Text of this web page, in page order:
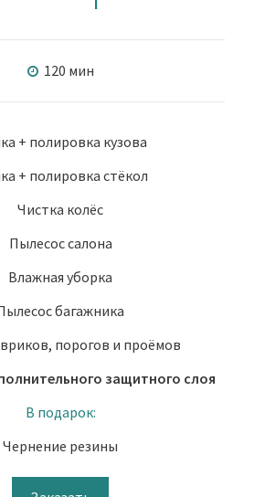
120 мин
+ полировка кузова
+ полировка стёкол
Чистка колёс
Пылесос салона
Влажная уборка
багажника
порогов и проёмов
защитного слоя
В подарок:
Чернение резины